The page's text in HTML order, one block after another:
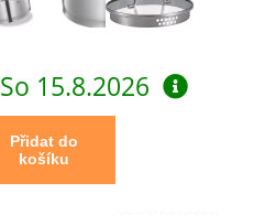
So 15.8.2026